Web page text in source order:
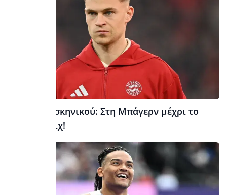
Ανατροπή σκηνικού: Στη Μπάγερν μέχρι το
2029 ο Κίμιχ!